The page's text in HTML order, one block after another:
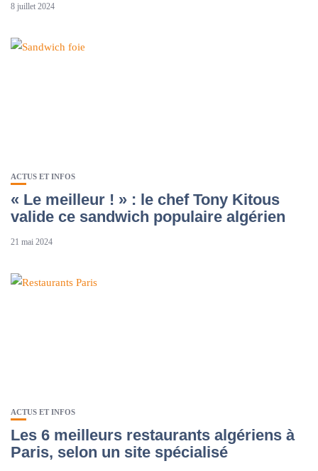
8 juillet 2024
ACTUS ET INFOS
« Le meilleur ! » : le chef Tony Kitous
valide ce sandwich populaire algérien
21 mai 2024
ACTUS ET INFOS
Les 6 meilleurs restaurants algériens à
Paris, selon un site spécialisé